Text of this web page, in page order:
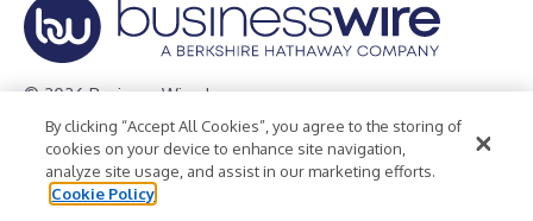
© 2026 Business Wire, Inc.
Privacy Policy Cookie Policy
Accessibility Statement
Terms of Use
Legal
By clicking “Accept All Cookies”, you agree to the storing of
cookies on your device to enhance site navigation,
analyze site usage, and assist in our marketing efforts.
Cookie Policy